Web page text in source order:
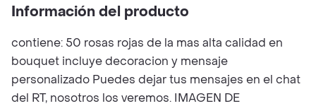
Información del producto
contiene: 50 rosas rojas de la mas alta calidad en
bouquet incluye decoracion y mensaje
personalizado Puedes dejar tus mensajes en el chat
del RT, nosotros los veremos. IMAGEN DE